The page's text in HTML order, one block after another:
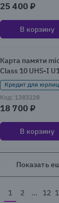
25 400 ₽
В корзину
Карта памяти
Class 10 UHS-I
Кредит для юрлиц
Код: 1383228
18 700 ₽
В корзину
Показать
1 2 ... 12